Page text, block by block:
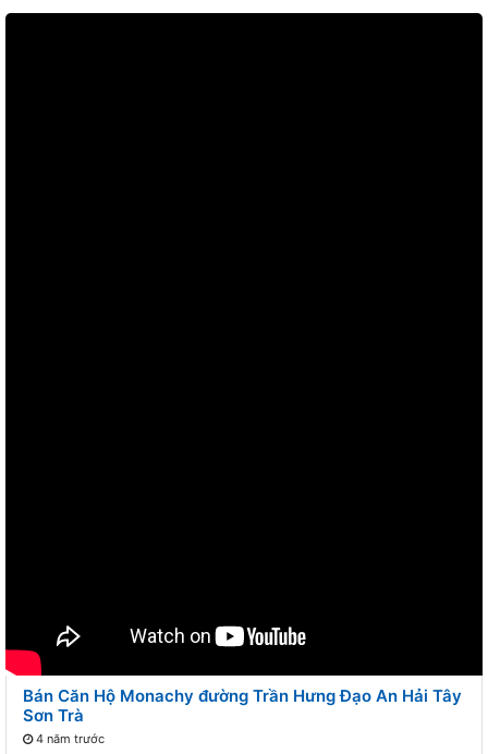
Bán Căn Hộ Monachy đường Trần Hưng Đạo An Hải Tây
Sơn Trà
4 năm trước